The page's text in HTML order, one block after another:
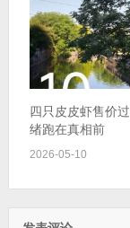
四只皮皮虾售价
绪跑在真相前
2026-05-10